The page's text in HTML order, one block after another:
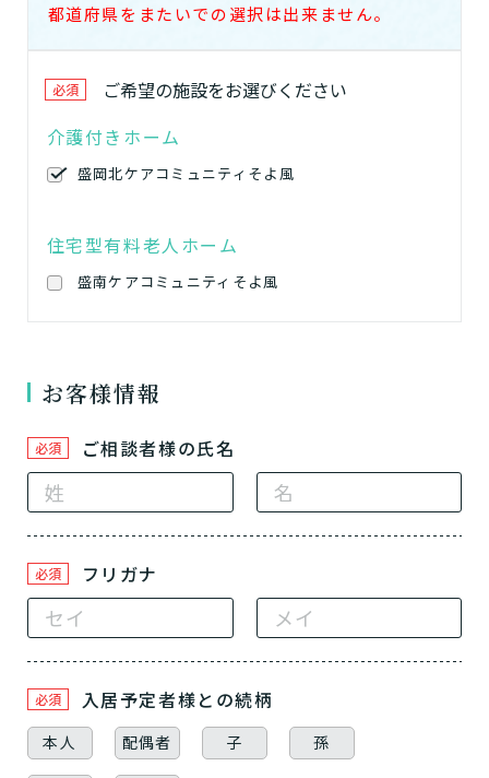
都道府県をまたいでの選択は出来ません。
必須 ご希望の施設をお選びください
介護付きホーム
盛岡北ケアコミュニティそよ風
住宅型有料老人ホーム
盛南ケアコミュニティそよ風
お客様情報
必須 ご相談者様の氏名
必須 フリガナ
必須 入居予定者様との続柄
本人 配偶者 子 孫